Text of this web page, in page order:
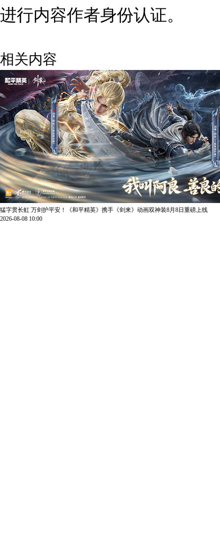
进行内容作者身份认证。
相关内容
猛字贯长虹 万剑护平安！《和平精英》携手《剑来》动画双神装8月8日重磅上线
2026-08-08 10:00